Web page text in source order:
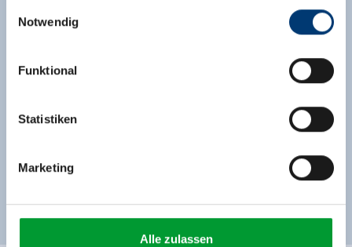
Rohr 23// A-6280 Zell am Ziller
www.zillertalarena.com
Notwendig
Funktional
Statistiken
Marketing
Alle zulassen
Urlauberherz höher schlagen lässt und im
Ausstattung